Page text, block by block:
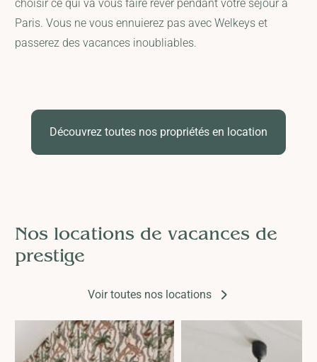
choisir ce qui va vous faire rêver pendant votre séjour à
Paris. Vous ne vous ennuierez pas avec Welkeys et
passerez des vacances inoubliables.
Découvrez toutes nos propriétés en location
Nos locations de vacances de
prestige
Voir toutes nos locations